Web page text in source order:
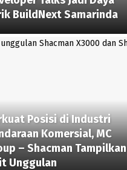
BuildNext Samarinda
Posisi di Industri
Komersial, MC
– Shacman Tampilkan
Unggulan